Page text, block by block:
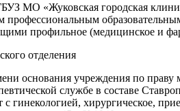
ГБУЗ МО «Жуковская городская
профильное (медицинское и
отделения
основания учреждения по
службе в составе
гинекологией, хирургическое,